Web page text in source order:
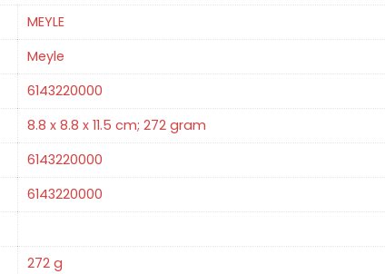
‎MEYLE
‎Meyle
‎6143220000
‎8.8 x 8.8 x 11.5 cm; 272 gram
‎6143220000
‎6143220000
‎272 g